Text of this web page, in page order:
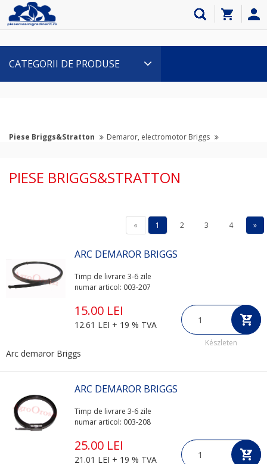
CATEGORII DE PRODUSE
Piese Briggs&Stratton Demaror, electromotor Briggs
PIESE BRIGGS&STRATTON
« 1 2 3 4 »
ARC DEMAROR BRIGGS
Timp de livrare 3-6 zile
numar articol: 003-207
15.00 LEI
12.61 LEI + 19 % TVA
Készleten
Arc demaror Briggs
ARC DEMAROR BRIGGS
Timp de livrare 3-6 zile
numar articol: 003-208
25.00 LEI
21.01 LEI + 19 % TVA